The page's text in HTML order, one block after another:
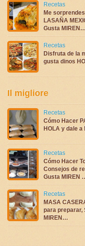
Recetas
Me
LASAÑA
Gusta MIREN…
Recetas
Disfruta de la
gusta dinos
Il migliore
Recetas
Cómo Hacer
HOLA y dale a
Recetas
Cómo Hacer
Consejos de
Gusta MIREN
Recetas
MASA
para preparar,
MIREN…